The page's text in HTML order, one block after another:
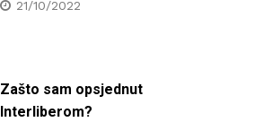
21/10/2022
Zašto sam opsjednut
Interliberom?